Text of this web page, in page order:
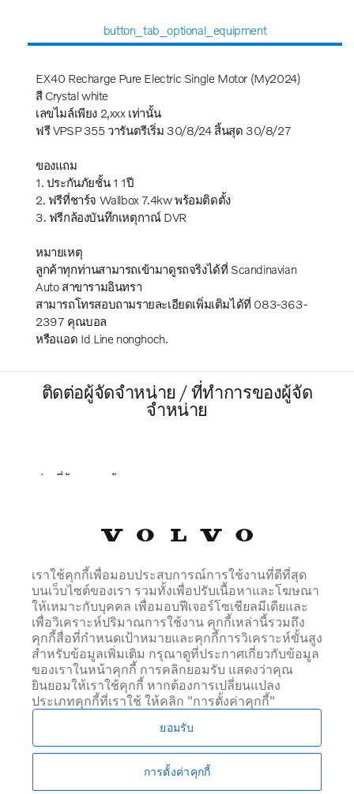
button_tab_optional_equipment
EX40 Recharge Pure Electric Single Motor (My2024)
สี Crystal white
เลขไมล์เพียง 2,xxx เท่านั้น
ฟรี VPSP 355 วารันตรีเริ่ม 30/8/24 สิ้นสุด 30/8/27
ของแถม
1. ประกันภัยชั้น 1 1ปี
2. ฟรีที่ชาร์จ Wallbox 7.4kw พร้อมติดตั้ง
3. ฟรีกล้องบันทึกเหตุกาณ์ DVR
หมายเหตุ
ลูกค้าทุกท่านสามารถเข้ามาดูรถจริงได้ที่ Scandinavian
Auto สาขารามอินทรา
สามารถโทรสอบถามรายละเอียดเพิ่มเติมได้ที่ 083-363-
2397 คุณบอล
หรือแอด Id Line nonghoch.
ติดต่อผู้จัดจำหน่าย / ที่ทำการของผู้จัด
จำหน่าย
ช่องที่ต้องกรอกข้อมูล
ชื่อ *
นามสกุล *
อีเมล์ *
เราใช้คุกกี้เพื่อมอบประสบการณ์การใช้งานที่ดีที่สุด
บนเว็บไซต์ของเรา รวมทั้งเพื่อปรับเนื้อหาและโฆษณา
ให้เหมาะกับบุคคล เพื่อมอบฟีเจอร์โซเชียลมีเดียและ
เพื่อวิเคราะห์ปริมาณการใช้งาน คุกกี้เหล่านี้รวมถึง
คุกกี้สื่อที่กำหนดเป้าหมายและคุกกี้การวิเคราะห์ขั้นสูง
สำหรับข้อมูลเพิ่มเติม กรุณาดูที่ประกาศเกี่ยวกับข้อมูล
ของเราในหน้าคุกกี้ การคลิกยอมรับ แสดงว่าคุณ
ยินยอมให้เราใช้คุกกี้ หากต้องการเปลี่ยนแปลง
ประเภทคุกกี้ที่เราใช้ ให้คลิก "การตั้งค่าคุกกี้"
ยอมรับ
การตั้งค่าคุกกี้